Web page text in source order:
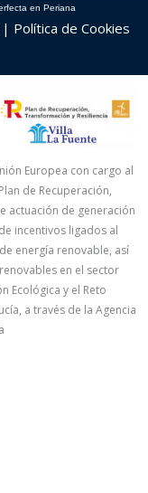
en Periana
Política de Cookies
Europea con cargo al
de Recuperación,
actuación de generación
incentivos ligados al
energía renovable, así
en el sector
Ecológica y el Reto
a través de la Agencia